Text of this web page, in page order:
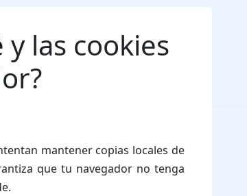
las cookies
mantener copias locales de
que tu navegador no tenga